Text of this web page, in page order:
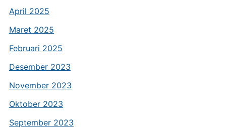
April 2025
Maret 2025
Februari 2025
Desember 2023
November 2023
Oktober 2023
September 2023